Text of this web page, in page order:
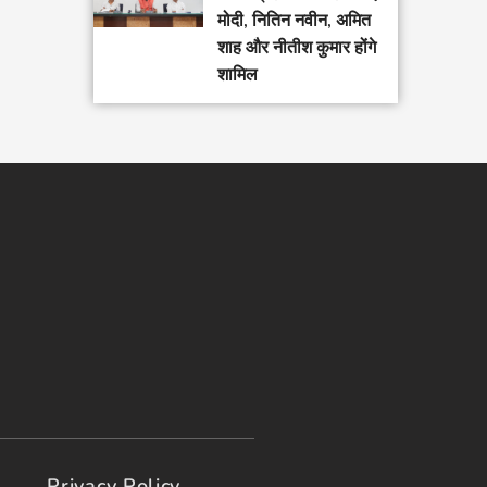
मोदी, नितिन नवीन, अमित
शाह और नीतीश कुमार होंगे
शामिल